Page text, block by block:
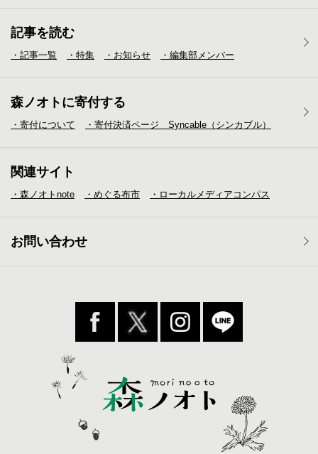
記事を読む
・記事一覧 ・特集 ・お知らせ ・編集部メンバー
森ノオトに寄付する
・寄付について ・寄付決済ページ Syncable（シンカブル）
関連サイト
・森ノオトnote ・めぐる布市 ・ローカルメディア コンパス
お問い合わせ